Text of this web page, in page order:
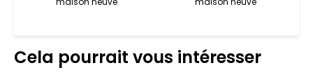
Cela pourrait vous intéresser